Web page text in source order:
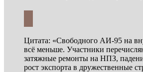
Цитата: «Свободного АИ-95 на
всё меньше. Участники
затяжные ремонты на НПЗ,
рост экспорта в дружественные